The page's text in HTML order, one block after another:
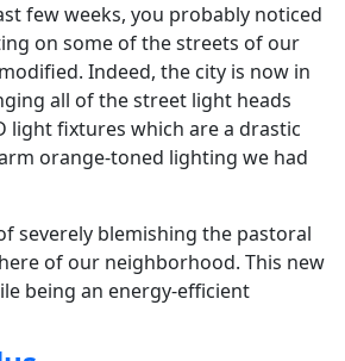
few weeks, you probably noticed
on some of the streets of our
Indeed, the city is now in
all of the street light heads
light fixtures which are a drastic
orange-toned lighting we had
severely blemishing the pastoral
of our neighborhood. This new
being an energy-efficient
without class nor warmth and